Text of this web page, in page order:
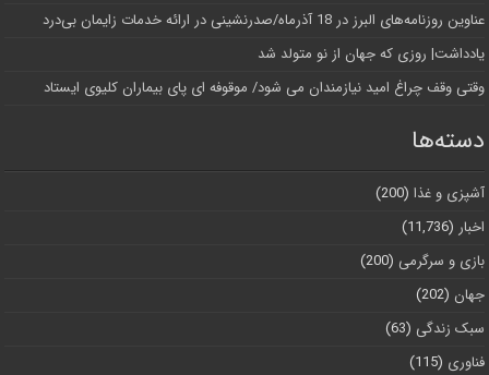
عناوین روزنامه‌های البرز در ‌18 آذرماه/صدرنشینی در ارائه خدمات زایمان بی‌درد
یادداشت| روزی که جهان از نو متولد شد
وقتی وقف چراغ امید نیازمندان می شود/ موقوفه ای پای بیماران کلیوی ایستاد
دسته‌ها
آشپزی و غذا (200)
اخبار (11,736)
بازی و سرگرمی (200)
جهان (202)
سبک زندگی (63)
فناوری (115)